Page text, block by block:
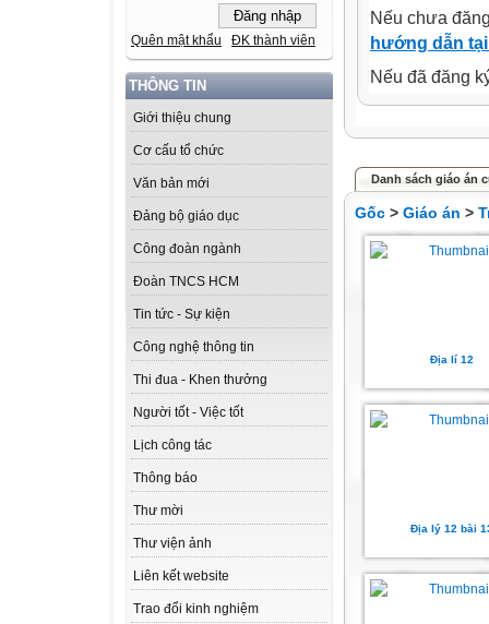
Quên mật khẩu ĐK thành viên
THÔNG TIN
Giới thiệu chung
Cơ cấu tổ chức
Văn bản mới
Đảng bộ giáo dục
Công đoàn ngành
Đoàn TNCS HCM
Tin tức - Sự kiện
Công nghệ thông tin
Thi đua - Khen thưởng
Người tốt - Việc tốt
Lịch công tác
Thông báo
Thư mời
Thư viện ảnh
Liên kết website
Trao đổi kinh nghiệm
Nếu chưa
hướng dẫn
Nếu đã đăng
Danh sách giáo án
Gốc > Giáo án >
Địa lí 12
Địa lý 12 bài